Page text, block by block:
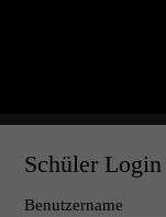
Schüler Login
Benutzername